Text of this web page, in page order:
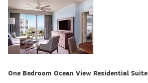
One Bedroom Ocean View Residential Suite